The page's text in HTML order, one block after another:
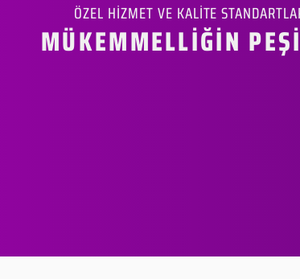
ÖZEL HİZMET VE KALİTE
MÜKEMMELLİĞİN